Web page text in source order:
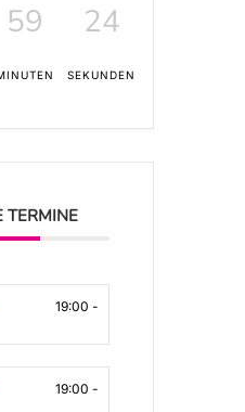
59 24
SEKUNDEN
TERMINE
19:00 -
19:00 -